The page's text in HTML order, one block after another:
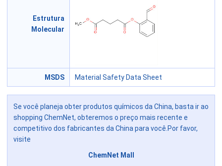
Estrutura
Molecular
MSDS Material Safety Data Sheet
Se você planeja obter produtos químicos da China, basta ir ao
shopping ChemNet, obteremos o preço mais recente e
competitivo dos fabricantes da China para você.Por favor,
visite
ChemNet Mall